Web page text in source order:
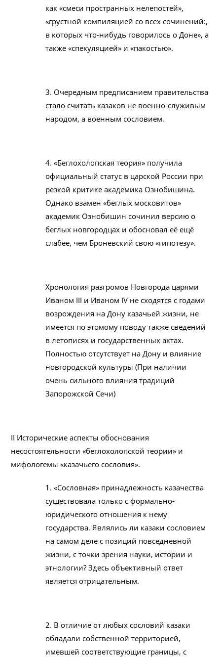
как «смеси пространных нелепостей»,
«грустной компиляцией со всех сочинений:,
в которых что-нибудь говорилось о Доне», а
также «спекуляцией» и «пакостью».
3. Очередным предписанием правительства
стало считать казаков не военно-служивым
народом, а военным сословием.
4. «Беглохолопская теория» получила
официальный статус в царской России при
резкой критике академика Ознобишина.
Однако взамен «беглых московитов»
академик Ознобишин сочинил версию о
беглых новгородцах и обосновал её ещё
слабее, чем Броневский свою «гипотезу».
Хронология разгромов Новгорода царями
Иваном III и Иваном IV не сходятся с годами
возрождения на Дону казачьей жизни, не
имеется по этомому поводу также сведений
в летописях и государственных актах.
Полностью отсутствует на Дону и влияние
новгородской культуры (При наличии
очень сильного влияния традиций
Запорожской Сечи)
II Исторические аспекты обоснования
несостоятельности «беглохолопской теории» и
мифологемы «казачьего сословия».
1. «Сословная» принадлежность казачества
существовала только с формально-
юридического отношения к нему
государства. Являлись ли казаки сословием
на самом деле с позиций повседневной
жизни, с точки зрения науки, истории и
этнологии? Здесь объективный ответ
является отрицательным.
2. В отличие от любых сословий казаки
обладали собственной территорией,
имевшей соответствующие границы, с